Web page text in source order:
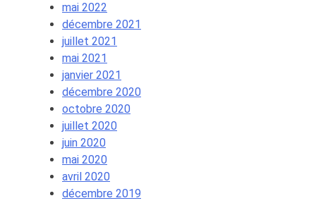
mai 2022
décembre 2021
juillet 2021
mai 2021
janvier 2021
décembre 2020
octobre 2020
juillet 2020
juin 2020
mai 2020
avril 2020
décembre 2019